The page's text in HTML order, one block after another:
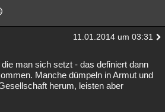
11.01.2014 um 03:31
man sich setzt - das definiert dann
Manche dümpeln in Armut und
herum, leisten aber